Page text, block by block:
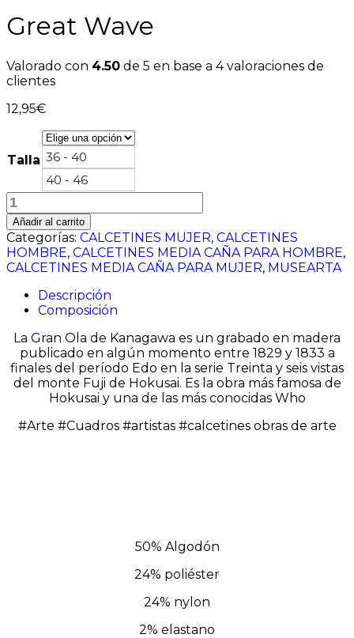
Great Wave
Valorado con 4.50 de 5 en base a 4valoraciones de
clientes
12,95€
Talla 36 - 40
40 - 46
Great
Wave
cantidad
Añadir al carrito
Categorías: CALCETINES MUJER, CALCETINES
HOMBRE, CALCETINES MEDIA CAÑA PARA HOMBRE,
CALCETINES MEDIA CAÑA PARA MUJER, MUSEARTA
Descripción
Composición
La Gran Ola de Kanagawa es un grabado en madera
publicado en algún momento entre 1829 y 1833 a
finales del período Edo en la serie Treinta y seis vistas
del monte Fuji de Hokusai. Es la obra más famosa de
Hokusai y una de las más conocidas Who
#Arte #Cuadros #artistas #calcetines obras de arte
50% Algodón
24% poliéster
24% nylon
2% elastano